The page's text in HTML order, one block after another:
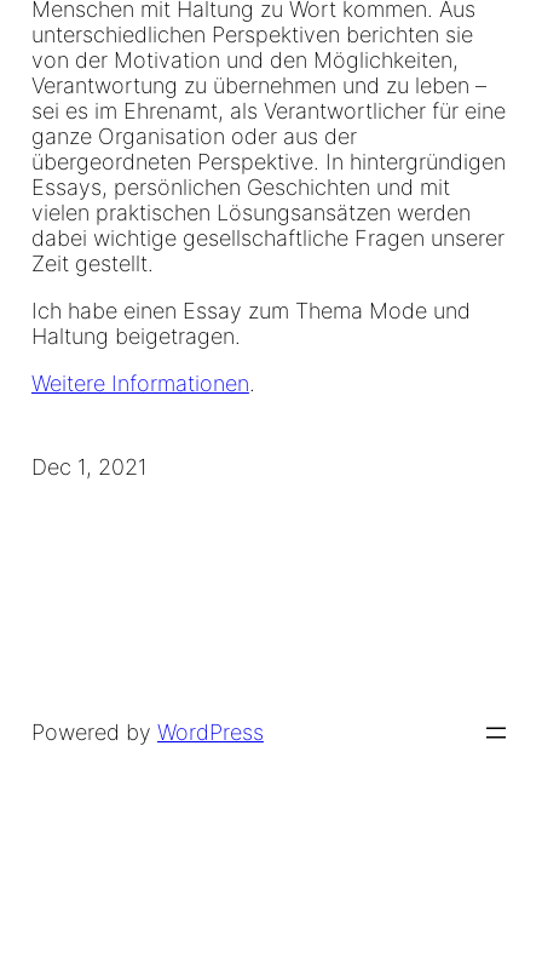
Menschen mit Haltung zu Wort kommen. Aus
unterschiedlichen Perspektiven berichten sie
von der Motivation und den Möglichkeiten,
Verantwortung zu übernehmen und zu leben –
sei es im Ehrenamt, als Verantwortlicher für eine
ganze Organisation oder aus der
übergeordneten Perspektive. In hintergründigen
Essays, persönlichen Geschichten und mit
vielen praktischen Lösungsansätzen werden
dabei wichtige gesellschaftliche Fragen unserer
Zeit gestellt.
Ich habe einen Essay zum Thema Mode und
Haltung beigetragen.
Weitere Informationen.
Dec 1, 2021
Powered by WordPress